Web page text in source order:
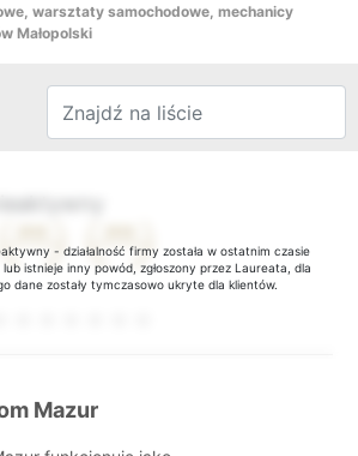
warsztaty samochodowe, mechanicy
Małopolski
- działalność firmy została w ostatnim czasie
lub istnieje inny powód, zgłoszony przez Laureata, dla
dane zostały tymczasowo ukryte dla klientów.
Mazur